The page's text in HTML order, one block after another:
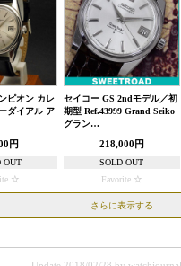
ピオン カレ
ダイアル ア
円
OUT
セイコー GS 2ndモデル／初
期型 Ref.43999 Grand Seiko
グラン…
218,000円
SOLD OUT
Favorite
さらに表示する